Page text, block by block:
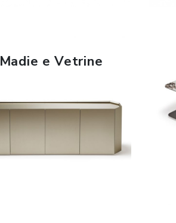
Madie e Vetrine